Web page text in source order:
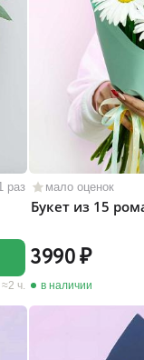
раз
2 ч.
мало оценок
Букет из 15
3990
в наличии